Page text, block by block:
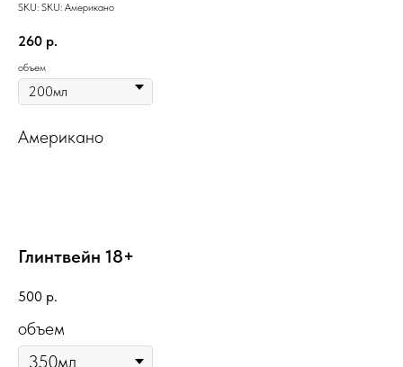
SKU: SKU: Американо
260 р.
объем
Американо
Глинтвейн 18+
500 р.
объем